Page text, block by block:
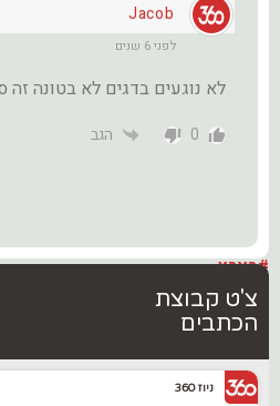
Jacob
לפני 6 שנים
לא נוגעים בדגים לא בטונה
0 הגב
#בארץ
צ'ט קבוצת
הכתבים
ניוז 360